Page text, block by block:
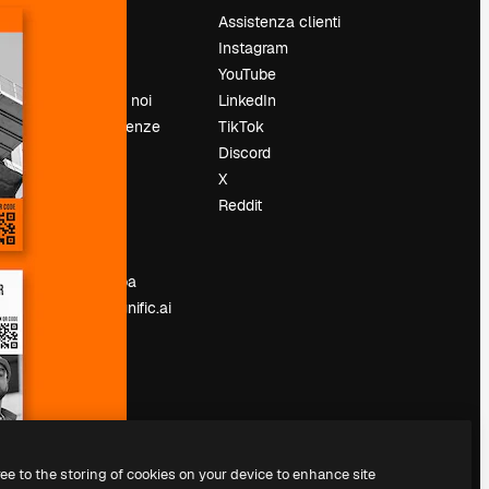
Lavora con noi
Cerca tendenze
Sala stampa
Cerchi magnific.ai
Assistenza clienti
Instagram
YouTube
LinkedIn
TikTok
Discord
X
Reddit
to the storing of cookies on your device to enhance site